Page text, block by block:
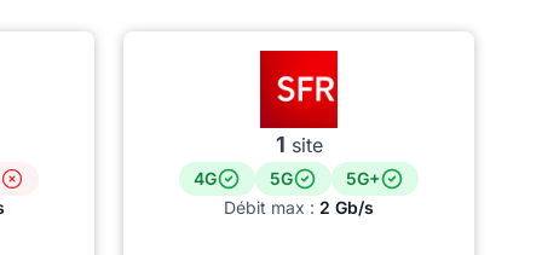
1 site
4G 5G
5G+
Débit max : 2 Gb/s